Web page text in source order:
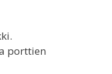
porttien